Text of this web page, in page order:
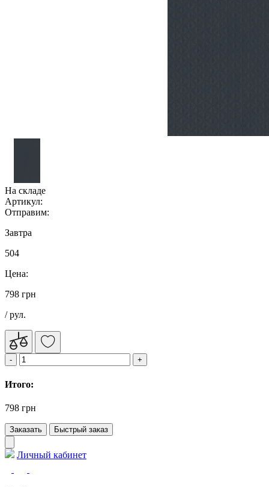
На складе
Артикул:
Отправим:
Завтра
504
Цена:
798 грн
/ рул.
Итого:
798 грн
Заказать Быстрый заказ
Личный кабинет